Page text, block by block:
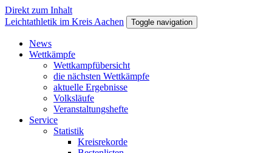
Direkt zum Inhalt
Leichtathletik im Kreis Aachen
Toggle navigation
News
Wettkämpfe
Wettkampfübersicht
die nächsten Wettkämpfe
aktuelle Ergebnisse
Volksläufe
Veranstaltungshefte
Service
Statistik
Kreisrekorde